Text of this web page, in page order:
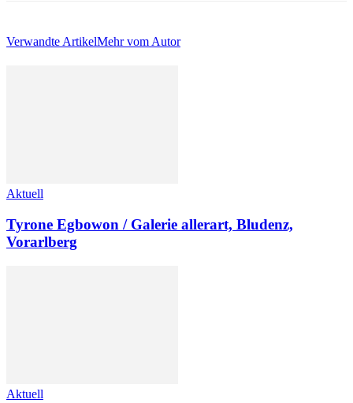
Verwandte ArtikelMehr vom Autor
Aktuell
Tyrone Egbowon / Galerie allerart, Bludenz,
Vorarlberg
Aktuell